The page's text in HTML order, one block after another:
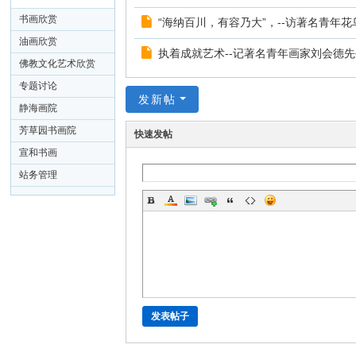
专栏
书画欣赏
油画欣赏
佛教文化艺术欣赏
专题讨论
静海画院
芳草园书画院
宣和书画
站务管理
“海纳百川，有容乃大”，--访著名青年
执着成就艺术--记著名青年画家刘会德
发新帖
快速发帖
发表帖子